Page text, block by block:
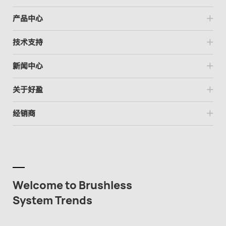
产品中心
技术支持
新闻中心
关于好盈
经销商
Welcome to Brushless
System Trends